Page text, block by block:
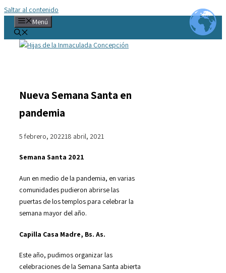
Saltar al contenido
Menú
Nueva Semana Santa en
pandemia
5 febrero, 202218 abril, 2021
Semana Santa 2021
Aun en medio de la pandemia, en varias
comunidades pudieron abrirse las
puertas de los templos para celebrar la
semana mayor del año.
Capilla Casa Madre, Bs. As.
Este año, pudimos organizar las
celebraciones de la Semana Santa abierta